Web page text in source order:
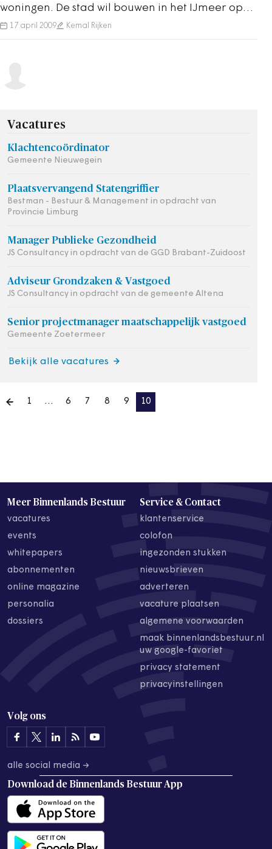
woningen. De stad wil bouwen in het IJmeer op
opgespoten eilanden. Een ideale bouwlocatie,
17 april 2009 Kemal Rijken
Vacatures
Klachtencoördinator
Gemeente Nieuwegein
Plaatsvervangend Statengriffier
Bestman - Bestuur & Management in opdracht van
Provincie Limburg
Manager Publieke Gezondheid
JS Consultancy in opdracht van de GGD Brabant-Zuidoost
Adviseur Grondzaken & Vastgoed
JS Consultancy in opdracht van de gemeente Altena
Senior projectmanager maatschappelijk vastgoed
Gemeente Zoetermeer
Bekijk alle vacatures
1 … 6 7 8 9 10
Meer Binnenlands Bestuur
vacatures
events
whitepapers
abonnementen
online magazine
personalia
dossiers
Service & Contact
klantenservice
colofon
ingezonden stukken
nieuwsbrieven
adverteren
vacature plaatsen
algemene voorwaarden
maak binnenlandsbestuur.nl
uw google-favoriet
privacy statement
privacyinstellingen
Volg ons
alle social media →
Download de Binnenlands Bestuur App